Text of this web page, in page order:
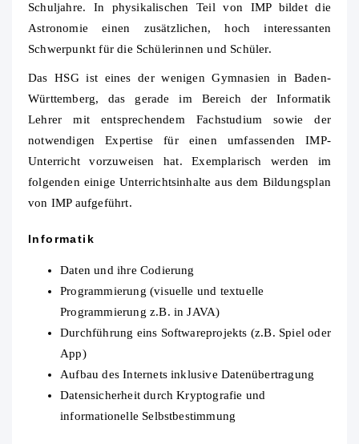
Schuljahre. In physikalischen Teil von IMP bildet die
Astronomie einen zusätzlichen, hoch interessanten
Schwerpunkt für die Schülerinnen und Schüler.
Das HSG ist eines der wenigen Gymnasien in Baden-
Württemberg, das gerade im Bereich der Informatik
Lehrer mit entsprechendem Fachstudium sowie der
notwendigen Expertise für einen umfassenden IMP-
Unterricht vorzuweisen hat. Exemplarisch werden im
folgenden einige Unterrichtsinhalte aus dem Bildungsplan
von IMP aufgeführt.
Informatik
Daten und ihre Codierung
Programmierung (visuelle und textuelle
Programmierung z.B. in JAVA)
Durchführung eins Softwareprojekts (z.B. Spiel oder
App)
Aufbau des Internets inklusive Datenübertragung
Datensicherheit durch Kryptografie und
informationelle Selbstbestimmung